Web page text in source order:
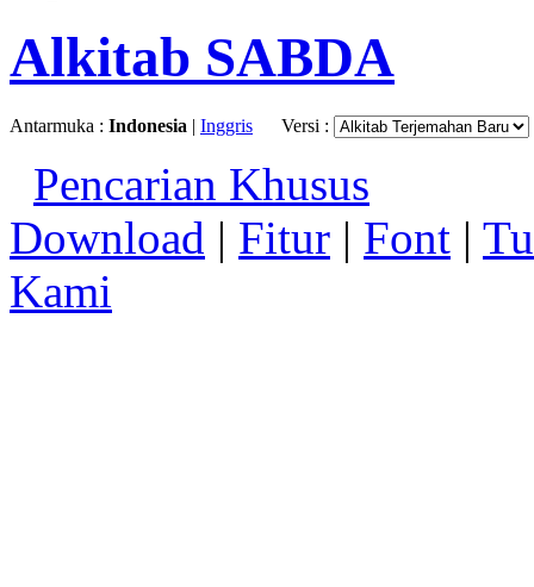
Alkitab SABDA
Antarmuka : Indonesia | Inggris Versi :
Pencarian Khusus
Download | Fitur | Font |
Kami